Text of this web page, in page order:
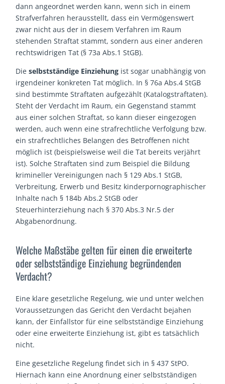
dann angeordnet werden kann, wenn sich in einem
Strafverfahren herausstellt, dass ein Vermögenswert
zwar nicht aus der in diesem Verfahren im Raum
stehenden Straftat stammt, sondern aus einer anderen
rechtswidrigen Tat (§ 73a Abs.1 StGB).
Dieselbstständige Einziehung ist sogar unabhängig von
irgendeiner konkreten Tat möglich. In § 76a Abs.4 StGB
sind bestimmte Straftaten aufgezählt (Katalogstraftaten).
Steht der Verdacht im Raum, ein Gegenstand stammt
aus einer solchen Straftat, so kann dieser eingezogen
werden, auch wenn eine strafrechtliche Verfolgung bzw.
ein strafrechtliches Belangen des Betroffenen nicht
möglich ist (beispielsweise weil die Tat bereits verjährt
ist). Solche Straftaten sind zum Beispiel die Bildung
krimineller Vereinigungen nach § 129 Abs.1 StGB,
Verbreitung, Erwerb und Besitz kinderpornographischer
Inhalte nach § 184b Abs.2 StGB oder
Steuerhinterziehung nach § 370 Abs.3 Nr.5 der
Abgabenordnung.
Welche Maßstäbe gelten für einen die erweiterte
oder selbstständige Einziehung begründenden
Verdacht?
Eine klare gesetzliche Regelung, wie und unter welchen
Voraussetzungen das Gericht den Verdacht bejahen
kann, der Einfallstor für eine selbstständige Einziehung
oder eine erweiterte Einziehung ist, gibt es tatsächlich
nicht.
Eine gesetzliche Regelung findet sich in § 437 StPO.
Hiernach kann eine Anordnung einer selbstständigen